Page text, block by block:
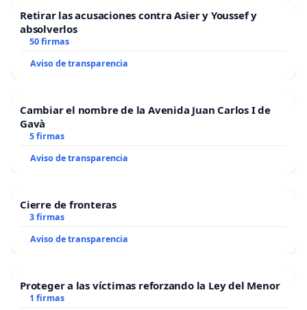
Retirar las acusaciones contra Asier y Youssef y
absolverlos
50 firmas
Aviso de transparencia
Cambiar el nombre de la Avenida Juan Carlos I de
Gavà
5 firmas
Aviso de transparencia
Cierre de fronteras
3 firmas
Aviso de transparencia
Proteger a las víctimas reforzando la Ley del Menor
1 firmas